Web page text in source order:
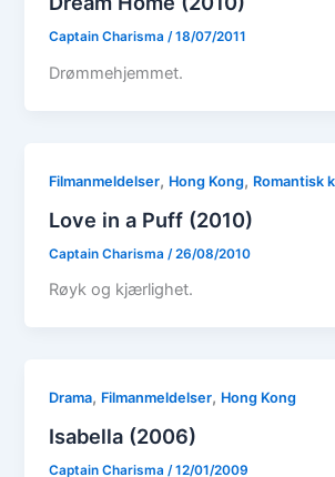
Captain Charisma/18/07/2011
Drømmehjemmet.
Filmanmeldelser, Hong Kong, Romantisk
Love in a Puff (2010)
Captain Charisma /26/08/2010
Røyk og kjærlighet.
Drama, Filmanmeldelser, Hong Kong
Isabella (2006)
Captain Charisma/12/01/2009